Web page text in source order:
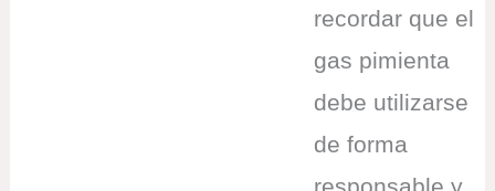
recordar que el
gas pimienta
debe utilizarse
de forma